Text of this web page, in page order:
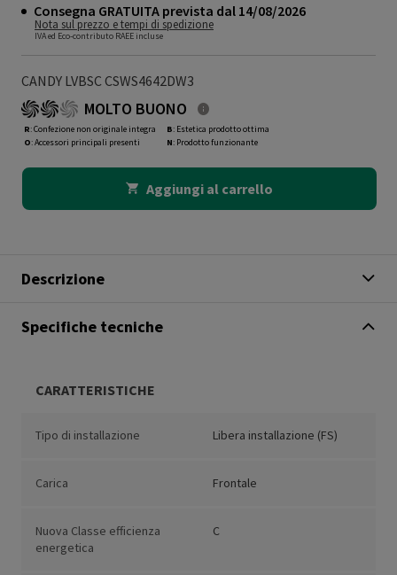
Consegna GRATUITA prevista dal 14/08/2026
Nota sul prezzo e tempi di spedizione
IVA ed Eco-contributo RAEE incluse
CANDY LVBSC CSWS4642DW3
MOLTO BUONO
R: Confezione non originale integra
O: Accessori principali presenti
B: Estetica prodotto ottima
N: Prodotto funzionante
Aggiungi al carrello
Descrizione
Specifiche tecniche
CARATTERISTICHE
Tipo di installazione Libera installazione (FS)
Carica Frontale
Nuova Classe efficienza
energetica
C